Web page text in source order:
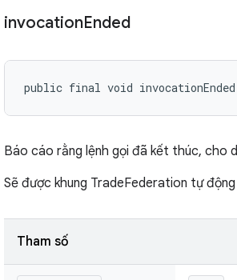
invocationEnded
public final void invocationEnded
Báo cáo rằng lệnh gọi đã kết thúc, cho
Sẽ được khung TradeFederation tự động
Tham số